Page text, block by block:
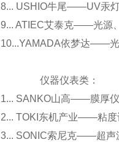
8... USHIO牛尾——UV汞
9... ATIEC艾泰克——光源
10...YAMADA依梦达——光
仪器仪表类：
1... SANKO山高——膜厚
2... TOKI东机产业——粘度
3... SONIC索尼克——超声